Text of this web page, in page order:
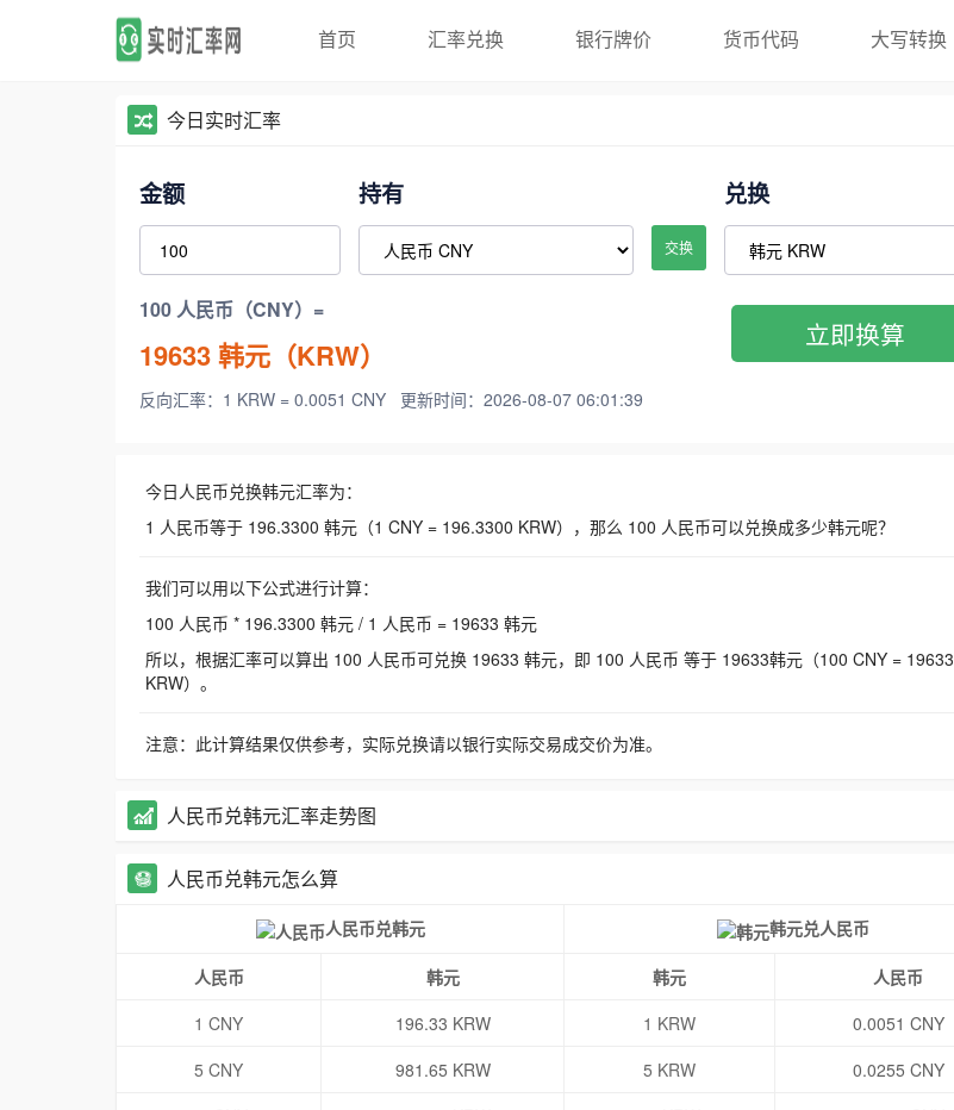
首页 汇率兑换 银行牌价 货币代码 大写转换
今日实时汇率
金额 持有
交换
兑换
100 人民币（CNY）=
19633韩元（KRW）
反向汇率：1 KRW = 0.0051 CNY 更新时间：2026-08-07 06:01:39
立即换算
今日人民币兑换韩元汇率为：
1 人民币等于 196.3300 韩元（1 CNY = 196.3300 KRW），那么 100 人民币可以兑换成多少韩元呢？
我们可以用以下公式进行计算：
100 人民币 * 196.3300 韩元 / 1 人民币 = 19633 韩元
所以，根据汇率可以算出 100 人民币可兑换 19633 韩元，即 100 人民币 等于 19633韩元（100 CNY = 19633
KRW）。
注意：此计算结果仅供参考，实际兑换请以银行实际交易成交价为准。
人民币兑韩元汇率走势图
人民币兑韩元怎么算
人民币兑韩元 韩元兑人民币
人民币 韩元 韩元
人民币
1 CNY
196.33 KRW 1 KRW
0.0051 CNY
5 CNY
981.65 KRW 5 KRW
0.0255 CNY